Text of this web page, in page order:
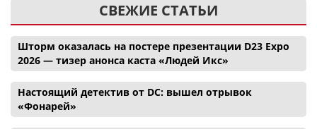
СВЕЖИЕ СТАТЬИ
Шторм оказалась на постере презентации D23 Expo
2026 — тизер анонса каста «Людей Икс»
Настоящий детектив от DC: вышел отрывок
«Фонарей»